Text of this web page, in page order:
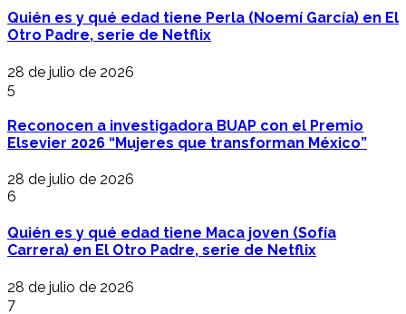
Quién es y qué edad tiene Perla (Noemí García) en El
Otro Padre, serie de Netflix
28 de julio de 2026
5
Reconocen a investigadora BUAP con el Premio
Elsevier 2026 “Mujeres que transforman México”
28 de julio de 2026
6
Quién es y qué edad tiene Maca joven (Sofía
Carrera) en El Otro Padre, serie de Netflix
28 de julio de 2026
7